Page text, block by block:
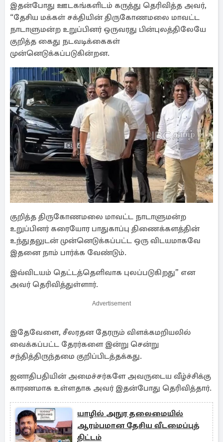
இதன்போது ஊடகங்களிடம் கருத்து தெரிவித்த அவர்,
“தேசிய மக்கள் சக்தியின் திருகோணமலை மாவட்ட
நாடாளுமன்ற உறுப்பினர் ஒருவரது பின்புலத்திலேயே
குறித்த கைது நடவடிக்கைகள்
முன்னெடுக்கப்படுகின்றன.
குறித்த திருகோணமலை மாவட்ட நாடாளுமன்ற
உறுப்பினர் கரையோர பாதுகாப்பு திணைக்களத்தின்
உந்துதலுடன் முன்னெடுக்கப்பட்ட ஒரு விடயமாகவே
இதனை நாம் பார்க்க வேண்டும்.
இவ்விடயம் தெட்டத்தெளிவாக புலப்படுகிறது” என
அவர் தெரிவித்துள்ளார்.
Advertisement
இதேவேளை, சீலரதன தேரரும் விளக்கமறியலில்
வைக்கப்பட்ட தேரர்களை இன்று சென்று
சந்தித்திருந்தமை குறிப்பிடத்தக்கது.
ஜனாதிபதியின் அமைச்சர்களே அவருடைய வீழ்ச்சிக்கு
காரணமாக உள்ளதாக அவர் இதன்போது தெரிவித்தார்.
யாழில் அநுர தலைமையில்
ஆரம்பமான தேசிய வீடமைப்புத்
திட்டம்